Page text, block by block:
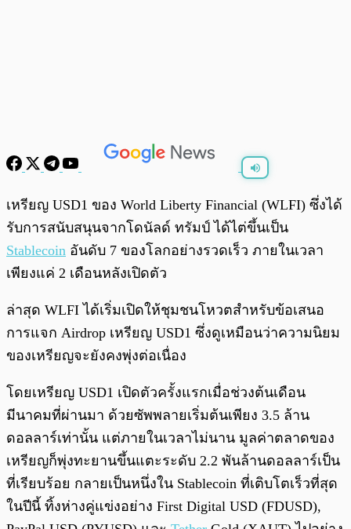
0:00
เหรียญ USD1 ของ World Liberty Financial (WLFI) ซึ่งได้
รับการสนับสนุนจากโดนัลด์ ทรัมป์ ได้ไต่ขึ้นเป็น
Stablecoin อันดับ 7 ของโลกอย่างรวดเร็ว ภายในเวลา
เพียงแค่ 2 เดือนหลังเปิดตัว
ล่าสุด WLFI ได้เริ่มเปิดให้ชุมชนโหวตสำหรับข้อเสนอ
การแจก Airdrop เหรียญ USD1 ซึ่งดูเหมือนว่าความนิยม
ของเหรียญจะยังคงพุ่งต่อเนื่อง
โดยเหรียญ USD1 เปิดตัวครั้งแรกเมื่อช่วงต้นเดือน
มีนาคมที่ผ่านมา ด้วยซัพพลายเริ่มต้นเพียง 3.5 ล้าน
ดอลลาร์เท่านั้น แต่ภายในเวลาไม่นาน มูลค่าตลาดของ
เหรียญก็พุ่งทะยานขึ้นแตะระดับ 2.2 พันล้านดอลลาร์เป็น
ที่เรียบร้อย กลายเป็นหนึ่งใน Stablecoin ที่เติบโตเร็วที่สุด
ในปีนี้ ทิ้งห่างคู่แข่งอย่าง First Digital USD (FDUSD),